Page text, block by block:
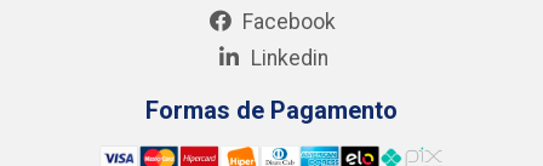
Facebook
Linkedin
Formas de Pagamento